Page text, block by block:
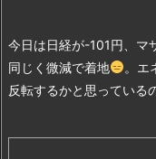
今日は日経が-101円、マ
同じく微減で着地
。 エ
反転するかと思っている